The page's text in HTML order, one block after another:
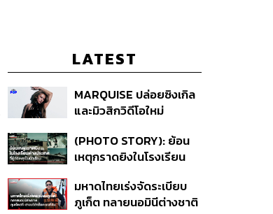
LATEST
MARQUISE ปล่อยซิงเกิล
และมิวสิกวิดีโอใหม่
สัมพันธ์สุด Toxic
(PHOTO STORY): ย้อน
เหตุกราดยิงในโรงเรียน
นักเรียน
มหาดไทยเร่งจัดระเบียบ
ภูเก็ต ทลายนอมินีต่างชาติ